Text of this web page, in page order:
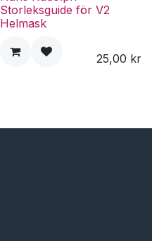
Storleksguide för V2
Helmask
25,00 kr